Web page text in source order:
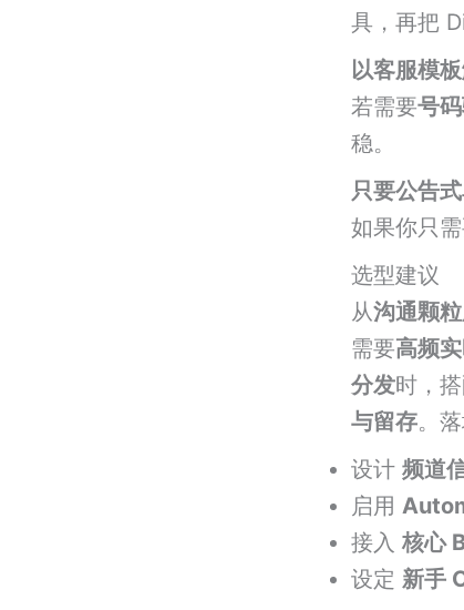
具，再把
以客服模
若需要号
稳。
只要公告
如果你只
选型建议
从沟通颗
需要高频
分发时，
与留存。
设计 频道
启用
接入 核心
设定 新手